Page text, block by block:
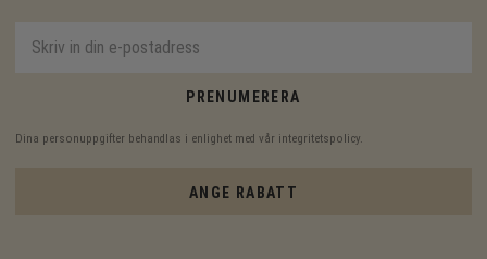
PRENUMERERA
Dina personuppgifter behandlas i enlighet med vår integritetspolicy
ANGE RABATT